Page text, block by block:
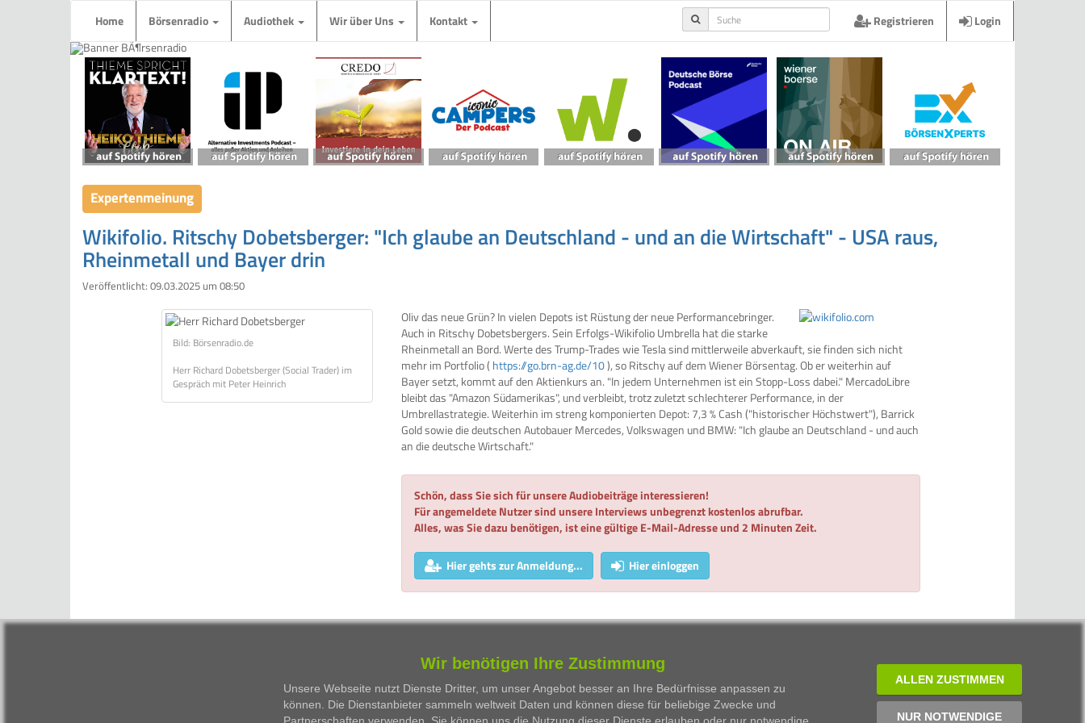
Home Börsenradio Audiothek Wir über Uns Kontakt Registrieren Login
Expertenmeinung
Wikifolio. Ritschy Dobetsberger: "Ich glaube an Deutschland - und an die Wirtschaft" - USA raus,
Rheinmetall und Bayer drin
Veröffentlicht: 09.03.2025 um 08:50
Bild: Börsenradio.de
Herr Richard Dobetsberger (Social Trader) im
Gespräch mit Peter Heinrich
Oliv das neue Grün? In vielen Depots ist Rüstung der neue Performancebringer.
Auch in Ritschy Dobetsbergers. Sein Erfolgs-Wikifolio Umbrella hat die starke
Rheinmetall an Bord. Werte des Trump-Trades wie Tesla sind mittlerweile abverkauft, sie finden sich nicht
mehr im Portfolio ( https://go.brn-ag.de/10), so Ritschy auf dem Wiener Börsentag. Ob er weiterhin auf
Bayer setzt, kommt auf den Aktienkurs an. "In jedem Unternehmen ist ein Stopp-Loss dabei." MercadoLibre
bleibt das "Amazon Südamerikas", und verbleibt, trotz zuletzt schlechterer Performance, in der
Umbrellastrategie. Weiterhin im streng komponierten Depot: 7,3 % Cash ("historischer Höchstwert"), Barrick
Gold sowie die deutschen Autobauer Mercedes, Volkswagen und BMW: "Ich glaube an Deutschland - und auch
an die deutsche Wirtschaft."
Schön, dass Sie sich für unsere Audiobeiträge interessieren!
Für angemeldete Nutzer sind unsere Interviews unbegrenzt kostenlos abrufbar.
Alles, was Sie dazu benötigen, ist eine gültige E-Mail-Adresse und 2 Minuten Zeit.
Hier gehts zur Anmeldung... Hier einloggen
Besprochene Wertpapiere:
WKN
Bezeichnung ISIN
Wir benötigen Ihre Zustimmung
Unsere Webseite nutzt Dienste Dritter, um unser Angebot besser an Ihre Bedürfnisse anpassen zu
können. Die Dienstanbieter sammeln weltweit Daten und können diese für beliebige Zwecke und
ALLEN ZUSTIMMEN
NUR NOTWENDIGE